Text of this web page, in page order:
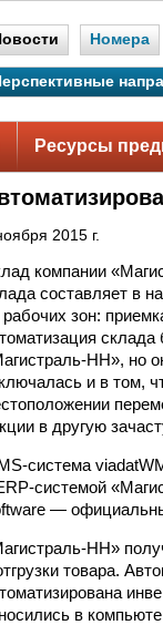
Номера
Ресурсы
2015 г.
компании
составляет в
рабочих зон:
НН», но
и в том,
в другую
система
системой
—
НН»
товара.
в